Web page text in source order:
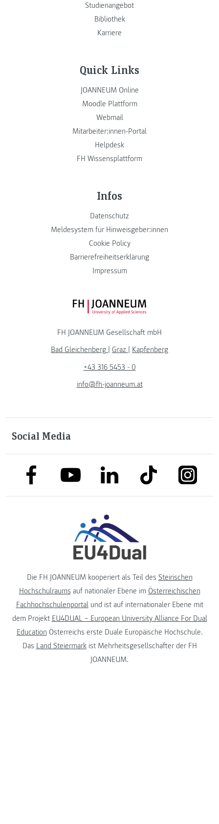
Studienangebot
Bibliothek
Karriere
Quick Links
JOANNEUM Online
Moodle Plattform
Webmail
Mitarbeiter:innen-Portal
Helpdesk
FH Wissensplattform
Infos
Datenschutz
Meldesystem für Hinweisgeber:innen
Cookie Policy
Barrierefreiheitserklärung
Impressum
FH JOANNEUM Logo
FH JOANNEUM Gesellschaft mbH
Bad Gleichenberg
Graz
Kapfenberg
+43 316 5453 - 0
info@fh-joanneum.at
Social Media
link to facebooklink to youtubelink to linkedinlink to tiktok
Die FH JOANNEUM kooperiert als Teil des Steirischen
Hochschulraums auf nationaler Ebene im Österreichischen
Fachhochschulenportalund ist auf internationaler Ebene mit
dem Projekt EU4DUAL – European University Alliance For Dual
Education Österreichs erste Duale Europäische Hochschule.
Das Land Steiermarkist Mehrheitsgesellschafter der FH
JOANNEUM.